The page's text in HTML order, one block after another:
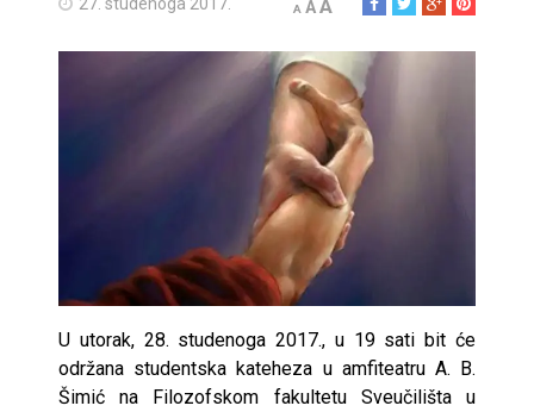
27. studenoga 2017. A AA
U utorak, 28. studenoga 2017., u 19 sati bit će
održana studentska kateheza u amfiteatru A. B.
Šimić na Filozofskom fakultetu Sveučilišta u